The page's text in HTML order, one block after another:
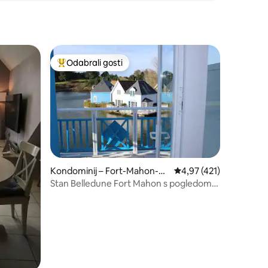
Među najviše rangiranima s oznakom „Odabrali gosti”
Odabrali gosti
Kondominij – Fort-Mahon-Pl
age
Prosječna ocjena:
4,97 (421)
Stan Belledune Fort Mahon s pogledom